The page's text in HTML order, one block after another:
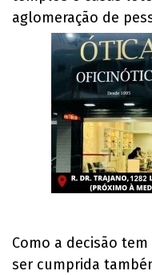
aglomeração de
Como a decisão
ser cumprida